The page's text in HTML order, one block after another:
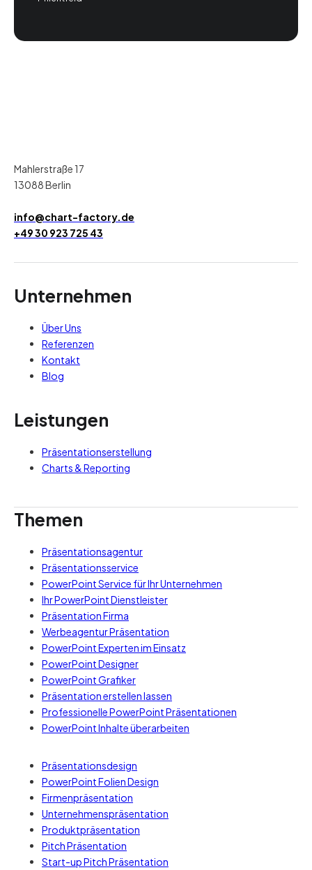
Mahlerstraße 17
13088 Berlin
info@chart-factory.de
+49 30 923 725 43
Unternehmen
Über Uns
Referenzen
Kontakt
Blog
Leistungen
Präsentationserstellung
Charts & Reporting
Themen
Präsentationsagentur
Präsentationsservice
PowerPoint Service für Ihr Unternehmen
Ihr PowerPoint Dienstleister
Präsentation Firma
Werbeagentur Präsentation
PowerPoint Experten im Einsatz
PowerPoint Designer
PowerPoint Grafiker
Präsentation erstellen lassen
Professionelle PowerPoint Präsentationen
PowerPoint Inhalte überarbeiten
Präsentationsdesign
PowerPoint Folien Design
Firmenpräsentation
Unternehmenspräsentation
Produktpräsentation
Pitch Präsentation
Start-up Pitch Präsentation